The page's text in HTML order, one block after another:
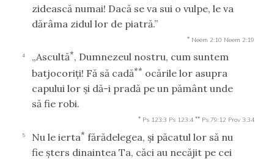
zidească numai! Dacă se va sui o vulpe, le va
dărâma zidul lor de piatră.”
* Neem 2:10 Neem 2:19
4 „Ascultă*, Dumnezeul nostru, cum suntem
batjocoriţi! Fă să cadă** ocările lor asupra
capului lor şi dă-i pradă pe un pământ unde
să fie robi.
* Ps 123:3 Ps 123:4 ** Ps 79:12 Prov 3:34
5 Nu le ierta* fărădelegea, şi păcatul lor să nu
fie şters dinaintea Ta, căci au necăjit pe cei